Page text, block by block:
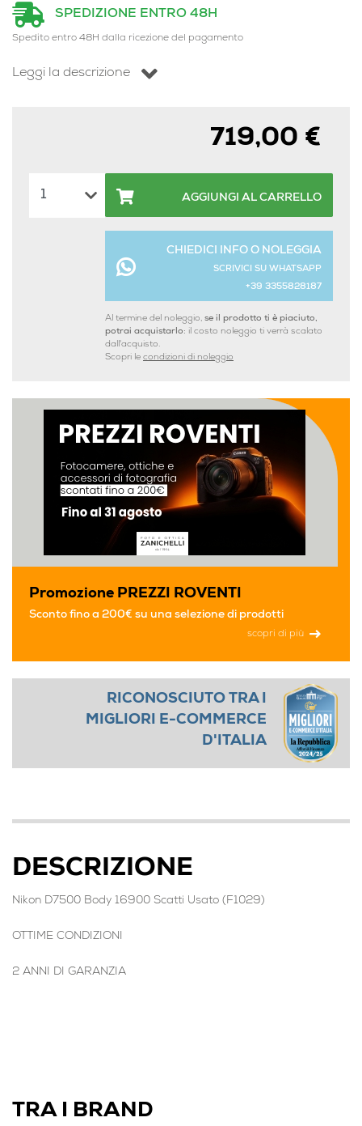
SPEDIZIONE ENTRO 48H
Spedito entro 48H dalla ricezione del pagamento
Leggi la descrizione
719,00 €
AGGIUNGI AL CARRELLO
CHIEDICI INFO O NOLEGGIA
SCRIVICI SU WHATSAPP
+39 3355828187
Al termine del noleggio, se il prodotto ti è piaciuto,
potrai acquistarlo: il costo noleggio ti verrà scalato
dall'acquisto.
Scopri le condizioni di noleggio
Promozione PREZZI ROVENTI
Sconto fino a 200€ su una selezione di prodotti
scopri di più
RICONOSCIUTO TRA I
MIGLIORI E-COMMERCE
D'ITALIA
DESCRIZIONE
Nikon D7500 Body 16900 Scatti Usato (F1029)
OTTIME CONDIZIONI
2 ANNI DI GARANZIA
TRA I BRAND